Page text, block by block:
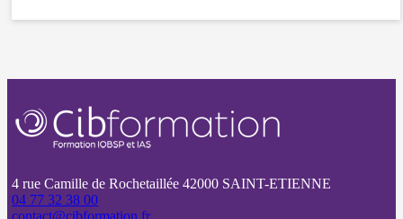
4 rue Camille de Rochetaillée 42000 SAINT-ETIENNE
04 77 32 38 00
contact@cibformation.fr